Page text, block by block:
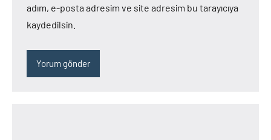
adım, e-posta adresim ve site adresim bu tarayıcıya
kaydedilsin.